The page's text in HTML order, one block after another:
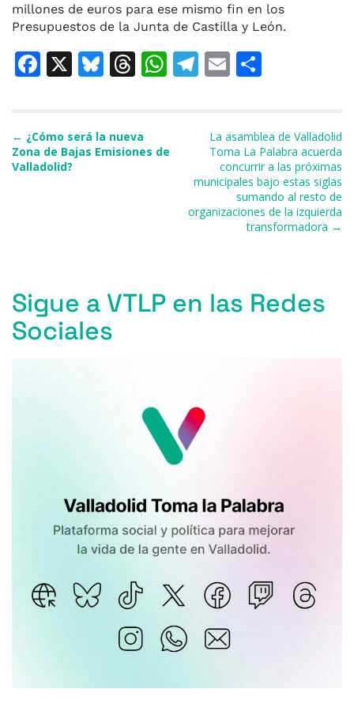
millones de euros para ese mismo fin en los
Presupuestos de la Junta de Castilla y León.
F
e
b
X
Bl
s
k
T
a
d
W
A
T
gr
a
m
E
l
p
ar
ti
r
Navegación de entradas
← ¿Cómo será la nueva
Zona de Bajas Emisiones de
Valladolid?
La asamblea de Valladolid
Toma La Palabra acuerda
concurrir a las próximas
municipales bajo estas siglas
sumando al resto de
organizaciones de la izquierda
transformadora →
Sigue a VTLP en las Redes
Sociales